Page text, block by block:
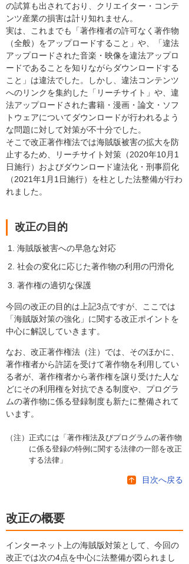
の試算も出されており、クリエイター・コンテ
ンツ産業の損害は計り知れません。
実は、これまでも「著作権者の許可なく著作物
（全般）をアップロードすること」や、「違法
アップロードされた音楽・映像を違法アップロ
ードであることを知りながらダウンロードする
こと」は違法でした。しかし、違法コンテンツ
へのリンクを集約した「リーチサイト」や、違
法アップロードされた書籍・漫画・論文・ソフ
トウェアについてダウンロードが行われるよう
な問題に対して対策が不十分でした。
そこで改正著作権法では海賊版被害の拡大を防
止するため、リーチサイト対策（2020年10月1
日施行）およびダウンロード違法化・刑事罰化
（2021年1月1日施行）を柱とした法整備が行わ
れました。
改正の目的
海賊版被害への早急な対応
社会の変化に応じた著作物の利用の円滑化
著作権の適切な保護
今回の改正の目的は上記3点ですが、ここでは
「海賊版対策の強化」に関する改正ポイントを
中心に解説していきます。
なお、改正著作権法（注）では、そのほかに、
著作権者から許諾を受けて著作物を利用してい
る者が、著作権者から著作権を譲り受けた人な
どにその利用権を対抗できる制度や、プログラ
ムの著作物に係る登録制度も新たに整備されて
います。
（注）正式には「著作権法及びプログラムの著作物
に係る登録の特例に関する法律の一部を改正
する法律」
目次へ戻る
改正の概要
インターネット上の海賊版対策として、今回の
改正では次の4点を中心に法整備が図られまし